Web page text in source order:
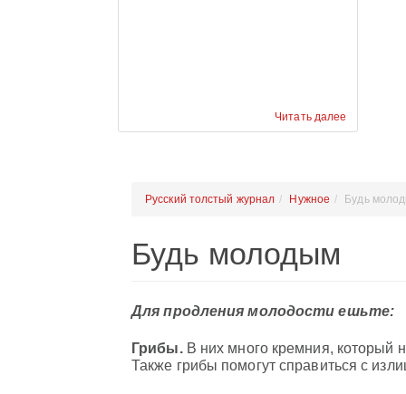
Читать далее
Русский толстый журнал Нужное Будь
Будь молодым
Для продления молодости ешьте:
Грибы.В них много кремния, который
Также грибы помогут справиться с